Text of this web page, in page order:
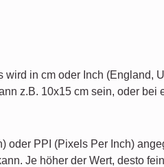
in cm oder Inch (England,
z.B. 10x15 cm sein, oder bei
PPI (Pixels Per Inch)
Je höher der Wert, desto